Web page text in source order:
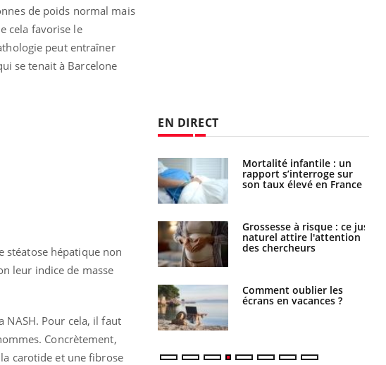
de poids normal mais
cela favorise le
peut entraîner
se tenait à Barcelone
stéatose hépatique non
leur indice de masse
NASH. Pour cela, il faut
Concrètement,
carotide et une fibrose
EN DIRECT
Mortalité infantile : un
rapport s’interroge sur
son taux élevé en France
Grossesse à risque : ce jus
naturel attire l'attention
des chercheurs
Comment oublier les
écrans en vacances ?